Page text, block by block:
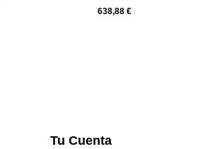
638,88 €
Tu Cuenta